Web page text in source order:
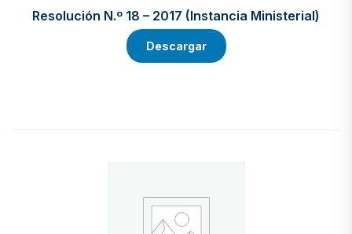
Resolución N.º 18 – 2017 (Instancia Ministerial)
Descargar